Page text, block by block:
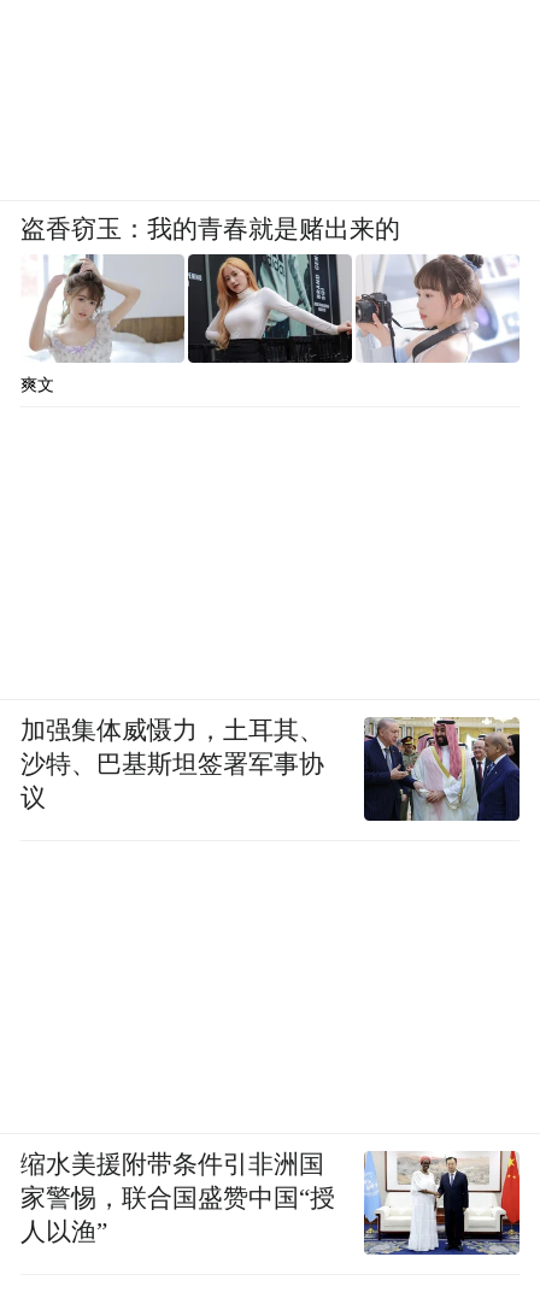
盗香窃玉：我的青春就是赌出来的
爽文
加强集体威慑力，土耳其、
沙特、巴基斯坦签署军事协
议
缩水美援附带条件引非洲国
家警惕，联合国盛赞中国“授
人以渔”